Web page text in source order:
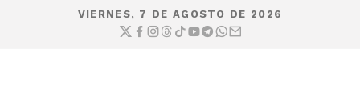
VIERNES, 7 DE AGOSTO DE 2026